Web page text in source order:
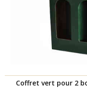
Coffret vert pour 2